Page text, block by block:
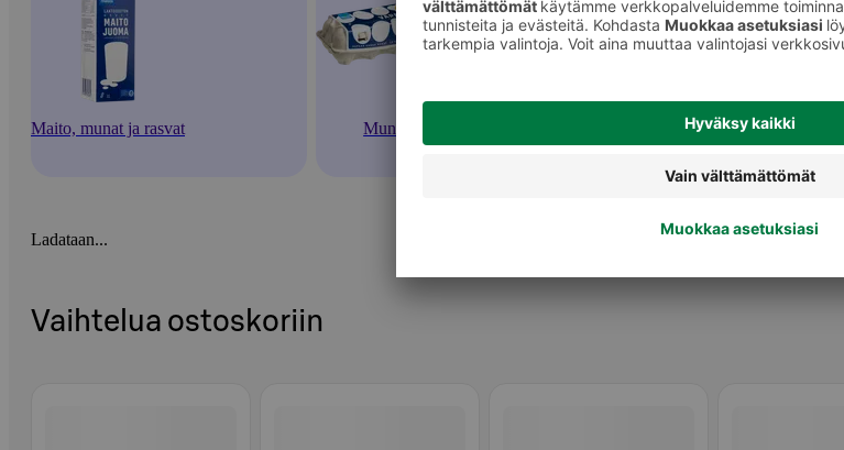
Maito, munat ja rasvat Munat Virikekananmunat
Ladataan...
Vaihtelua ostoskoriin